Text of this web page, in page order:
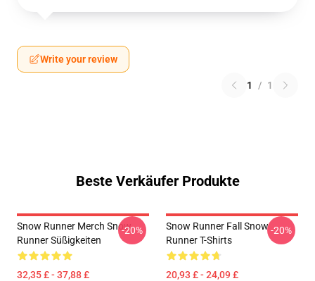
Write your review
1 / 1
Beste Verkäufer Produkte
Snow Runner Merch Snow
Runner Süßigkeiten
32,35 £ - 37,88 £
-20%
Snow Runner Fall Snow
Runner T-Shirts
20,93 £ - 24,09 £
-20%